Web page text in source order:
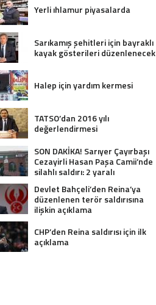
Yerli ıhlamur piyasalarda
Sarıkamış şehitleri için bayraklı
kayak gösterileri düzenlenecek
Halep için yardım kermesi
TATSO’dan 2016 yılı
değerlendirmesi
SON DAKİKA! Sarıyer Çayırbaşı
Cezayirli Hasan Paşa Camii’nde
silahlı saldırı: 2 yaralı
Devlet Bahçeli’den Reina’ya
düzenlenen terör saldırısına
ilişkin açıklama
CHP’den Reina saldırısı için ilk
açıklama